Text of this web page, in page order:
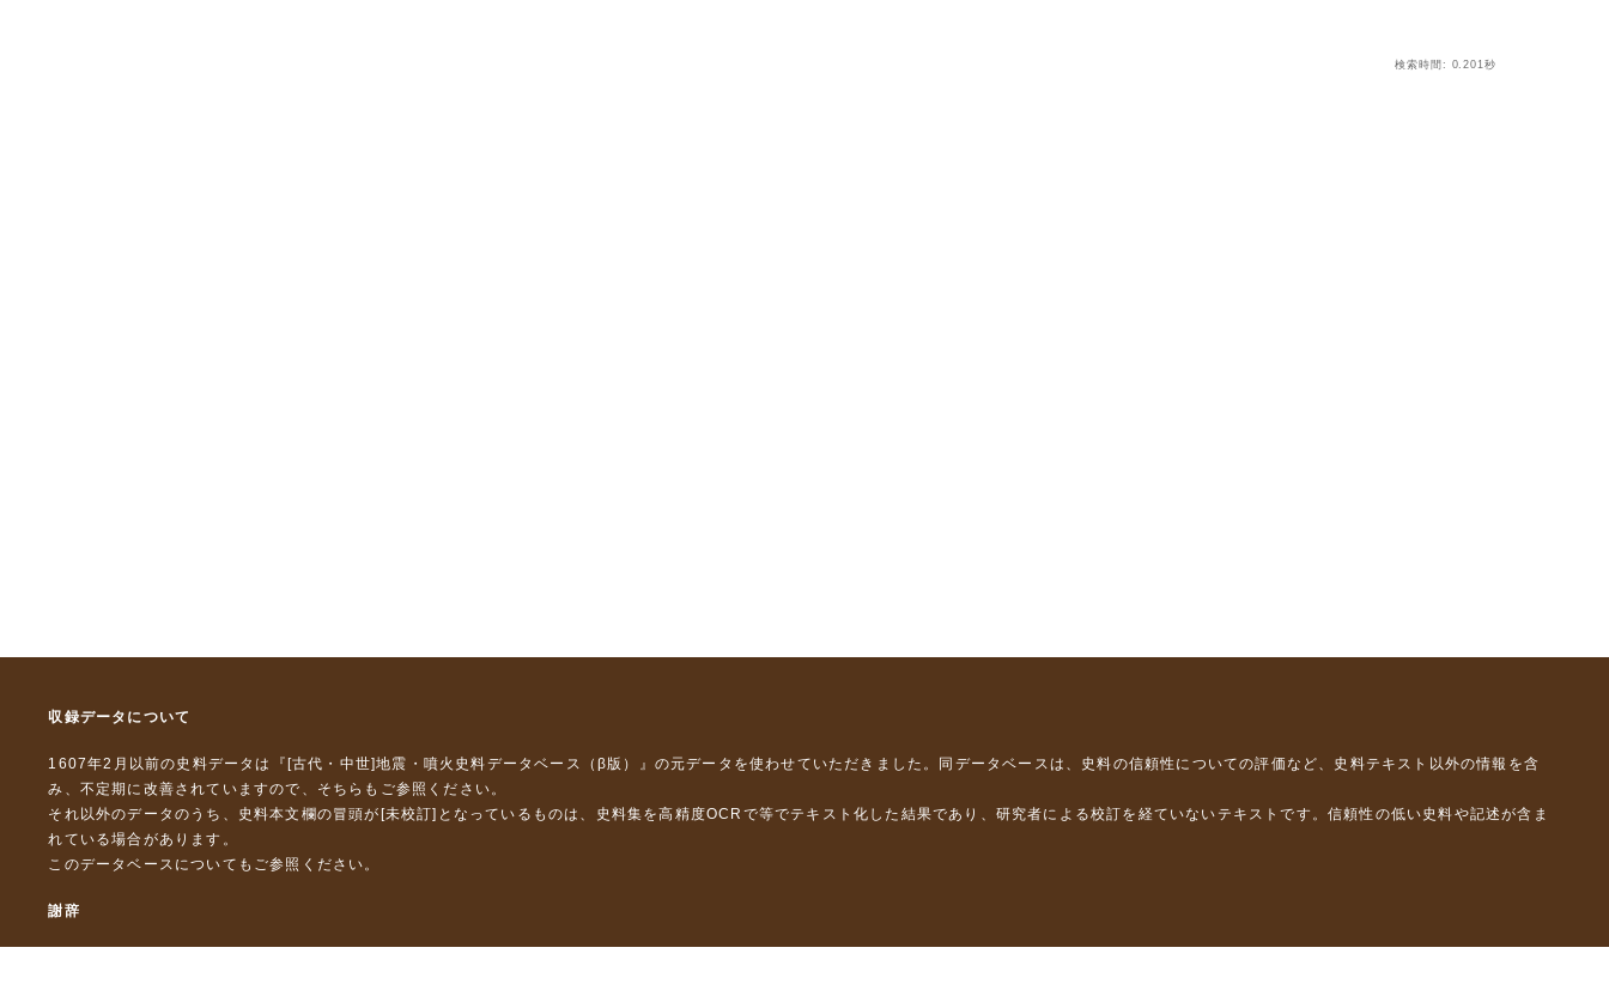
検索時間: 0.201秒
収録データについて
1607年2月以前の史料データは『 [古代・中世]地震・噴火史料データベース（β版）』 の元データを使わせていただきました。同データベースは、史料の信頼性についての評価など、史料テキスト以外の情報を含
み、不定期に改善されていますので、 そちら もご参照ください。
それ以外のデータのうち、史料本文欄の冒頭が[未校訂]となっているものは、史料集を高精度OCRで等でテキスト化した結果であり、研究者による校訂を経ていないテキストです。信頼性の低い史料や記述が含ま
れている場合があります。
このデータベースについて もご参照ください。
謝辞